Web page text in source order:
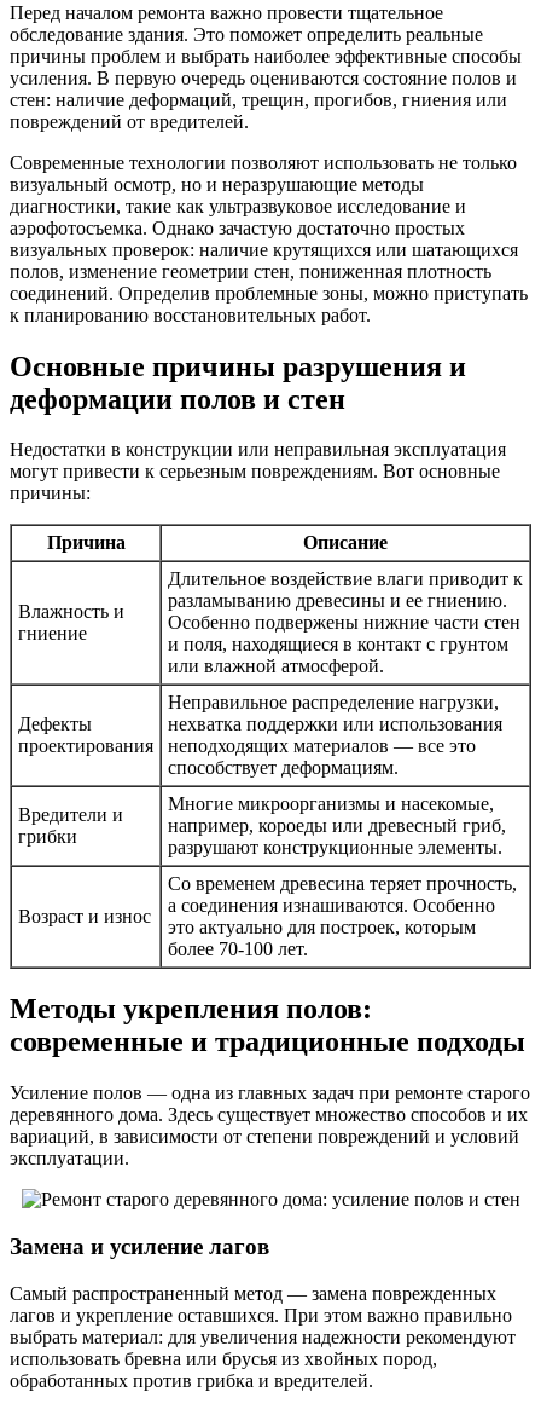
Перед началом ремонта важно провести тщательное
обследование здания. Это поможет определить реальные
причины проблем и выбрать наиболее эффективные способы
усиления. В первую очередь оцениваются состояние полов и
стен: наличие деформаций, трещин, прогибов, гниения или
повреждений от вредителей.
Современные технологии позволяют использовать не только
визуальный осмотр, но и неразрушающие методы
диагностики, такие как ультразвуковое исследование и
аэрофотосъемка. Однако зачастую достаточно простых
визуальных проверок: наличие крутящихся или шатающихся
полов, изменение геометрии стен, пониженная плотность
соединений. Определив проблемные зоны, можно приступать
к планированию восстановительных работ.
Основные причины разрушения и
деформации полов и стен
Недостатки в конструкции или неправильная эксплуатация
могут привести к серьезным повреждениям. Вот основные
причины:
Причина Описание
Влажность и
гниение
Длительное воздействие влаги приводит к
разламыванию древесины и ее гниению.
Особенно подвержены нижние части стен
и поля, находящиеся в контакт с грунтом
или влажной атмосферой.
Дефекты
проектирования
Неправильное распределение нагрузки,
нехватка поддержки или использования
неподходящих материалов — все это
способствует деформациям.
Вредители и
грибки
Многие микроорганизмы и насекомые,
например, короеды или древесный гриб,
разрушают конструкционные элементы.
Возраст и износ
Со временем древесина теряет прочность,
а соединения изнашиваются. Особенно
это актуально для построек, которым
более 70-100 лет.
Методы укрепления полов:
современные и традиционные подходы
Усиление полов — одна из главных задач при ремонте старого
деревянного дома. Здесь существует множество способов и их
вариаций, в зависимости от степени повреждений и условий
эксплуатации.
Замена и усиление лагов
Самый распространенный метод — замена поврежденных
лагов и укрепление оставшихся. При этом важно правильно
выбрать материал: для увеличения надежности рекомендуют
использовать бревна или брусья из хвойных пород,
обработанных против грибка и вредителей.